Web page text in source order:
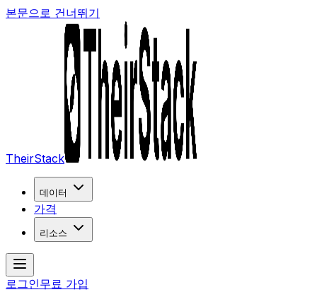
본문으로 건너뛰기
TheirStack
데이터
가격
리소스
로그인무료 가입